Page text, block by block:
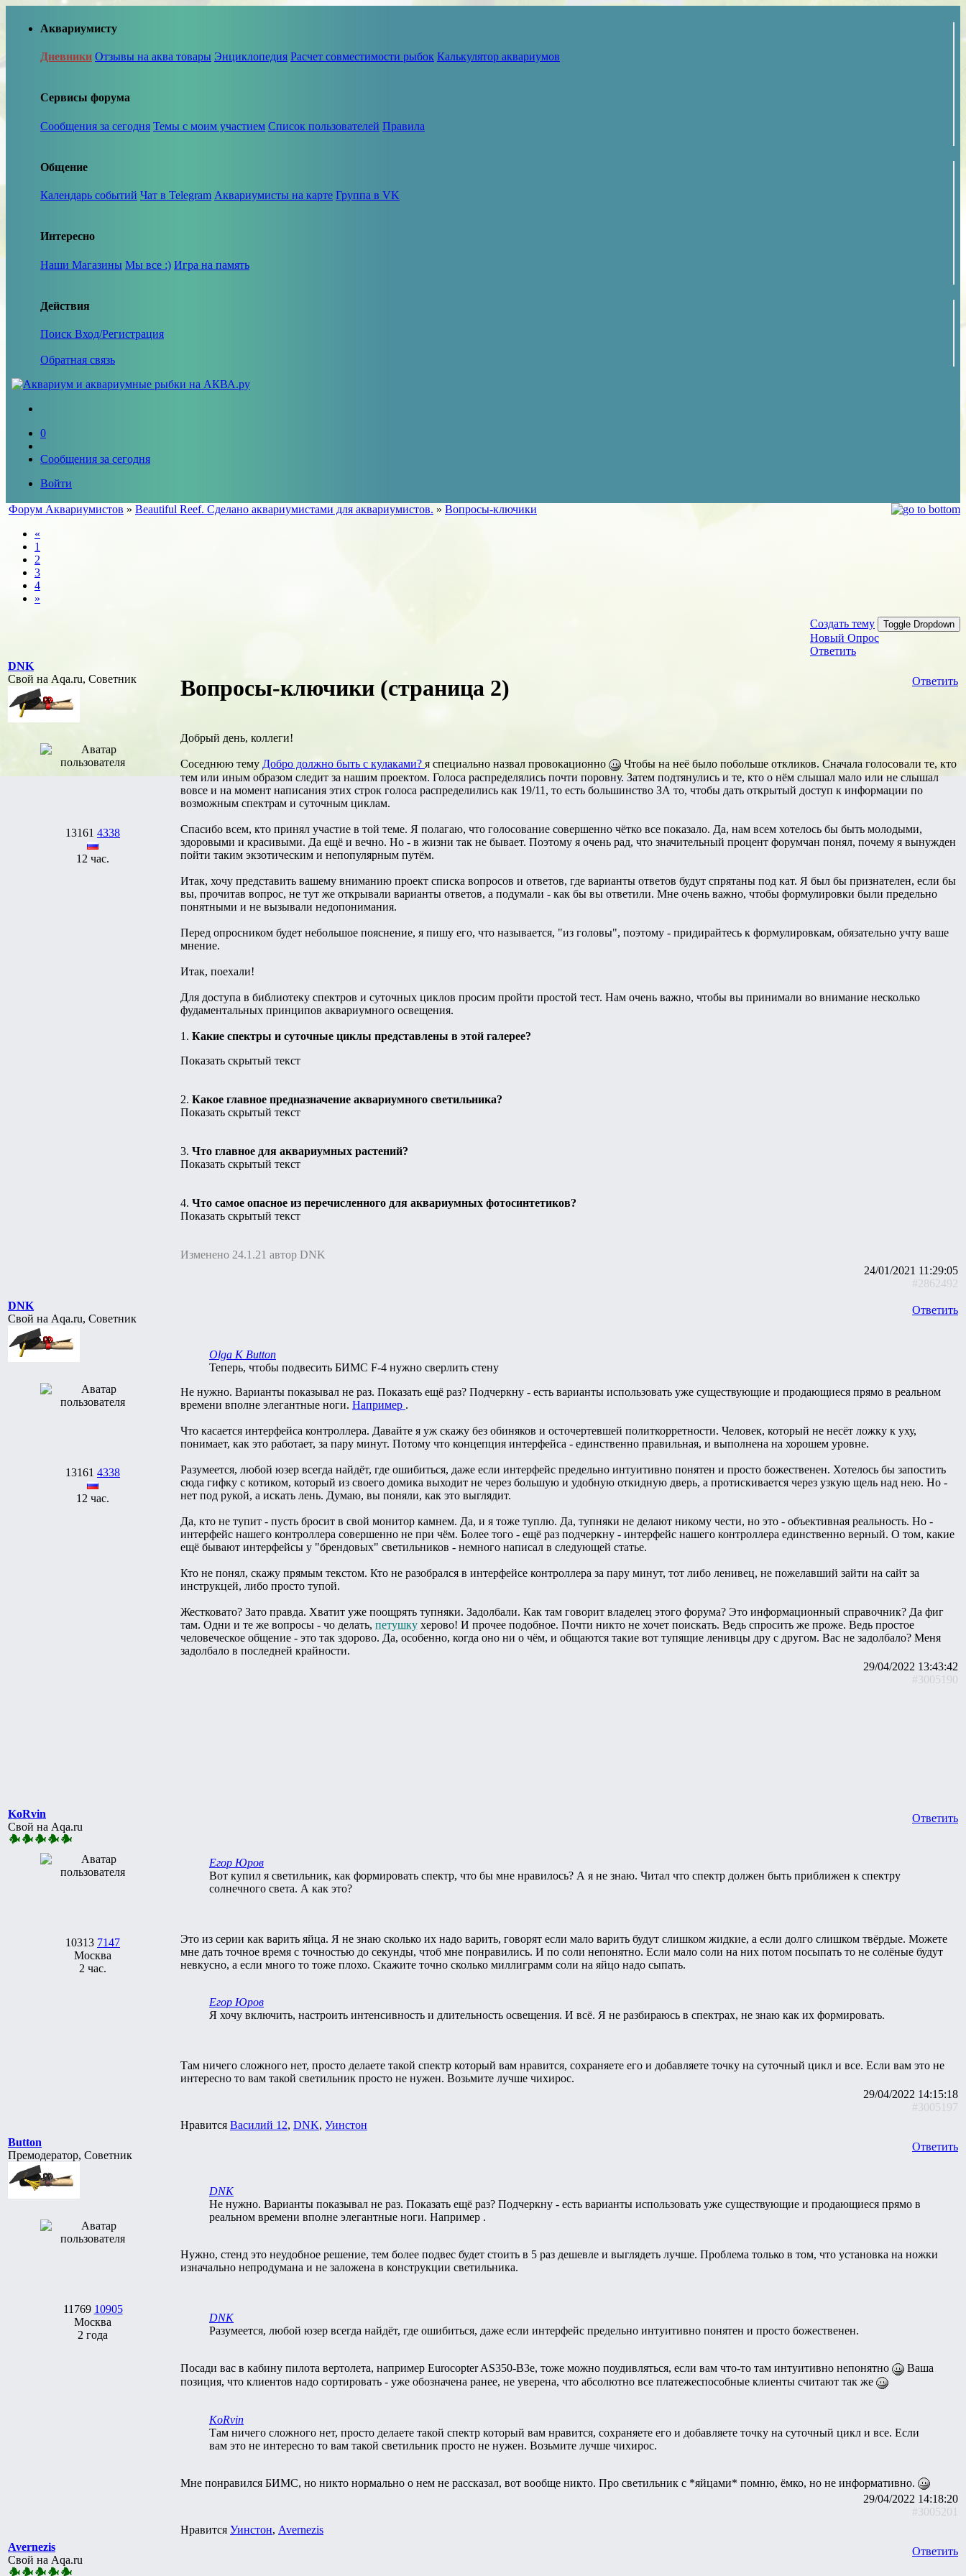
Аквариумисту
Дневники Отзывы на аква товары Энциклопедия Расчет совместимости рыбок Калькулятор аквариумов
Сервисы форума
Сообщения за сегодня Темы с моим участием Список пользователей Правила
Общение
Календарь событий Чат в Telegram Аквариумисты на карте Группа в VK
Интересно
Наши Магазины Мы все :) Игра на память
Действия
Поиск Вход/Регистрация
Обратная связь
0
Сообщения за сегодня
Войти
Форум Аквариумистов » Beautiful Reef. Сделано аквариумистами для аквариумистов. » Вопросы-ключики
«
1
2
3
4
»
Создать тему Toggle Dropdown
Новый Опрос
Ответить
DNK
Свой на Aqa.ru, Советник
13161 4338
12 час.
Ответить
Вопросы-ключики (страница 2)
Добрый день, коллеги!
Соседнюю тему Добро должно быть с кулаками? я специально назвал провокационно
Чтобы на неё было побольше откликов. Сначала голосовали те, кто
тем или иным образом следит за нашим проектом. Голоса распределялись почти поровну. Затем подтянулись и те, кто о нём слышал мало или не слышал
вовсе и на момент написания этих строк голоса распределились как 19/11, то есть большинство ЗА то, чтобы дать открытый доступ к информации по
возможным спектрам и суточным циклам.
Спасибо всем, кто принял участие в той теме. Я полагаю, что голосование совершенно чётко все показало. Да, нам всем хотелось бы быть молодыми,
здоровыми и красивыми. Да ещё и вечно. Но - в жизни так не бывает. Поэтому я очень рад, что значительный процент форумчан понял, почему я вынужден
пойти таким экзотическим и непопулярным путём.
Итак, хочу представить вашему вниманию проект списка вопросов и ответов, где варианты ответов будут спрятаны под кат. Я был бы признателен, если бы
вы, прочитав вопрос, не тут же открывали варианты ответов, а подумали - как бы вы ответили. Мне очень важно, чтобы формулировки были предельно
понятными и не вызывали недопонимания.
Перед опросником будет небольшое пояснение, я пишу его, что называется, "из головы", поэтому - придирайтесь к формулировкам, обязательно учту ваше
мнение.
Итак, поехали!
Для доступа в библиотеку спектров и суточных циклов просим пройти простой тест. Нам очень важно, чтобы вы принимали во внимание несколько
фудаментальных принципов аквариумного освещения.
1. Какие спектры и суточные циклы представлены в этой галерее?
Показать скрытый текст
2. Какое главное предназначение аквариумного светильника?
Показать скрытый текст
3. Что главное для аквариумных растений?
Показать скрытый текст
4. Что самое опасное из перечисленного для аквариумных фотосинтетиков?
Показать скрытый текст
Изменено 24.1.21 автор DNK
24/01/2021 11:29:05
#2862492
DNK
Свой на Aqa.ru, Советник
13161 4338
12 час.
Ответить
Olga K Button
Теперь, чтобы подвесить БИМС F-4 нужно сверлить стену
Не нужно. Варианты показывал не раз. Показать ещё раз? Подчеркну - есть варианты использовать уже существующие и продающиеся прямо в реальном
времени вполне элегантные ноги. Например .
Что касается интерфейса контроллера. Давайте я уж скажу без обиняков и осточертевшей политкорретности. Человек, который не несёт ложку к уху,
понимает, как это работает, за пару минут. Потому что концепция интерфейса - единственно правильная, и выполнена на хорошем уровне.
Разумеется, любой юзер всегда найдёт, где ошибиться, даже если интерфейс предельно интуитивно понятен и просто божественен. Хотелось бы запостить
сюда гифку с котиком, который из своего домика выходит не через большую и удобную откидную дверь, а протискивается через узкую щель над нею. Но -
нет под рукой, а искать лень. Думаю, вы поняли, как это выглядит.
Да, кто не тупит - пусть бросит в свой монитор камнем. Да, и я тоже туплю. Да, тупняки не делают никому чести, но это - объективная реальность. Но -
интерфейс нашего контроллера совершенно не при чём. Более того - ещё раз подчеркну - интерфейс нашего контроллера единственно верный. О том, какие
ещё бывают интерфейсы у "брендовых" светильников - немного написал в следующей статье.
Кто не понял, скажу прямым текстом. Кто не разобрался в интерфейсе контроллера за пару минут, тот либо ленивец, не пожелавший зайти на сайт за
инструкцей, либо просто тупой.
Жестковато? Зато правда. Хватит уже поощрять тупняки. Задолбали. Как там говорит владелец этого форума? Это информационный справочник? Да фиг
там. Одни и те же вопросы - чо делать, петушку херово! И прочее подобное. Почти никто не хочет поискать. Ведь спросить же проже. Ведь простое
человеческое общение - это так здорово. Да, особенно, когда оно ни о чём, и общаются такие вот тупящие ленивцы дру с другом. Вас не задолбало? Меня
задолбало в последней крайности.
29/04/2022 13:43:42
#3005190
KoRvin
Свой на Aqa.ru
10313 7147
Москва
2 час.
Ответить
Егор Юров
Вот купил я светильник, как формировать спектр, что бы мне нравилось? А я не знаю. Читал что спектр должен быть приближен к спектру
солнечного света. А как это?
Это из серии как варить яйца. Я не знаю сколько их надо варить, говорят если мало варить будут слишком жидкие, а если долго слишком твёрдые. Можете
мне дать точное время с точностью до секунды, чтоб мне понравились. И по соли непонятно. Если мало соли на них потом посыпать то не солёные будут
невкусно, а если много то тоже плохо. Скажите точно сколько миллиграмм соли на яйцо надо сыпать.
Егор Юров
Я хочу включить, настроить интенсивность и длительность освещения. И всё. Я не разбираюсь в спектрах, не знаю как их формировать.
Там ничего сложного нет, просто делаете такой спектр который вам нравится, сохраняете его и добавляете точку на суточный цикл и все. Если вам это не
интересно то вам такой светильник просто не нужен. Возьмите лучше чихирос.
29/04/2022 14:15:18
#3005197
Нравится Василий 12, DNK, Уинстон
Button
Премодератор, Советник
11769 10905
Москва
2 года
Ответить
DNK
Не нужно. Варианты показывал не раз. Показать ещё раз? Подчеркну - есть варианты использовать уже существующие и продающиеся прямо в
реальном времени вполне элегантные ноги. Например .
Нужно, стенд это неудобное решение, тем более подвес будет стоить в 5 раз дешевле и выглядеть лучше. Проблема только в том, что установка на ножки
изначально непродумана и не заложена в конструкции светильника.
DNK
Разумеется, любой юзер всегда найдёт, где ошибиться, даже если интерфейс предельно интуитивно понятен и просто божественен.
Посади вас в кабину пилота вертолета, например Eurocopter AS350-B3e, тоже можно поудивляться, если вам что-то там интуитивно непонятно
Ваша
позиция, что клиентов надо сортировать - уже обозначена ранее, не уверена, что абсолютно все платежеспособные клиенты считают так же
KoRvin
Там ничего сложного нет, просто делаете такой спектр который вам нравится, сохраняете его и добавляете точку на суточный цикл и все. Если
вам это не интересно то вам такой светильник просто не нужен. Возьмите лучше чихирос.
Мне понравился БИМС, но никто нормально о нем не рассказал, вот вообще никто. Про светильник с *яйцами* помню, ёмко, но не информативно.
29/04/2022 14:18:20
#3005201
Нравится Уинстон, Avernezis
Avernezis
Свой на Aqa.ru
Ответить